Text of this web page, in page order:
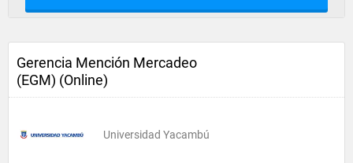
Gerencia Mención Mercadeo
(EGM) (Online)
Universidad Yacambú